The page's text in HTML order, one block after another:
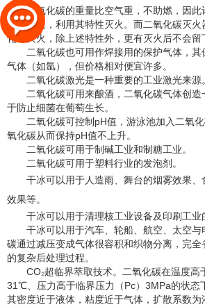
二氧化碳的重量比空气重，不助燃，因
二氧化碳，利用其特性灭火。而二氧化碳灭
化碳灭火，除上述特性外，更有灭火后不会留
二氧化碳也可用作焊接用的保护气体，
气体（如氩），但价格相对便宜许多。
二氧化碳激光是一种重要的工业激光来源。
二氧化碳可用来酿酒，二氧化碳气体创
于防止细菌在葡萄生长。
二氧化碳可控制pH值，游泳池加入二氧
氧化碳从而保持pH值不上升。
二氧化碳可用于制碱工业和制糖工业。
二氧化碳可用于塑料行业的发泡剂。
干冰可以用于人造雨、舞台的烟雾效果
效果等。
干冰可以用于清理核工业设备及印刷工业
干冰可以用于汽车、轮船、航空、太空
碳通过减压变成气体很容积和织物分离，完
的复杂后处理过程。
CO₂超临界萃取技术。二氧化碳在温度高
31℃、压力高于临界压力（Pc）3MPa的状态
其密度近于液体，粘度近于气体，扩散系数